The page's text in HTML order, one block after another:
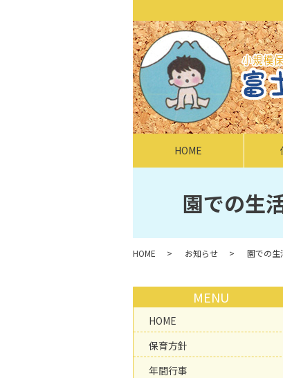
HOME
園での生
HOME お知らせ 園での生
HOME
保育方針
年間行事